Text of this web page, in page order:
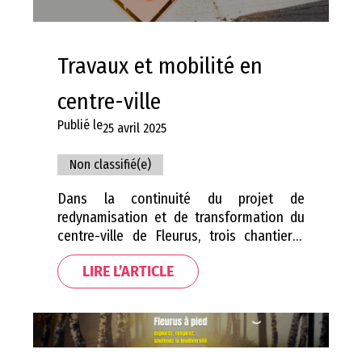
Travaux et mobilité en
centre-ville
Publié le25 avril 2025
Non classifié(e)
Dans la continuité du projet de
redynamisation et de transformation du
centre-ville de Fleurus, trois chantiers-
clés débuteront dans le courant de la
semaine du 5 mai 2025. Réaménagement
de l’Esplanade de la Gare Comme
annoncé en février 2024, les travaux de
réaménagement de l’esplanade de la gare
débuteront ce 5 mai 2025. Un projet
LIRE L’ARTICLE